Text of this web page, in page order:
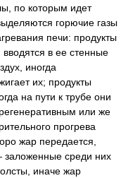
по которым идет
горючие газы
печи: продукты
вводятся в ее стенные
иногда
их; продукты
на пути к трубе они
или же
прогрева
жар передается,
заложенные среди них
иначе жар